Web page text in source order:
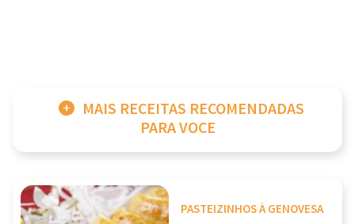
MAIS RECEITAS RECOMENDADAS
PARA VOCE
PASTEIZINHOS À GENOVESA